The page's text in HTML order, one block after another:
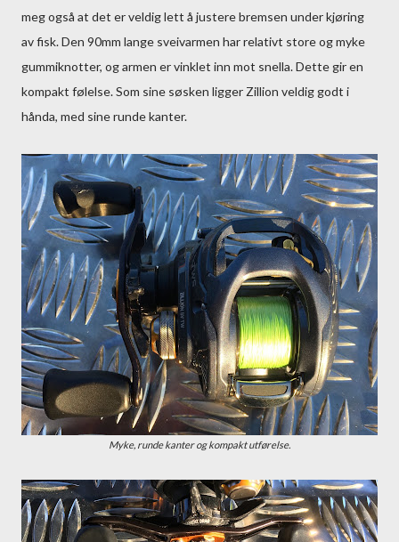
meg også at det er veldig lett å justere bremsen under kjøring
av fisk. Den 90mm lange sveivarmen har relativt store og myke
gummiknotter, og armen er vinklet inn mot snella. Dette gir en
kompakt følelse. Som sine søsken ligger Zillion veldig godt i
hånda, med sine runde kanter.
Myke, runde kanter og kompakt utførelse.